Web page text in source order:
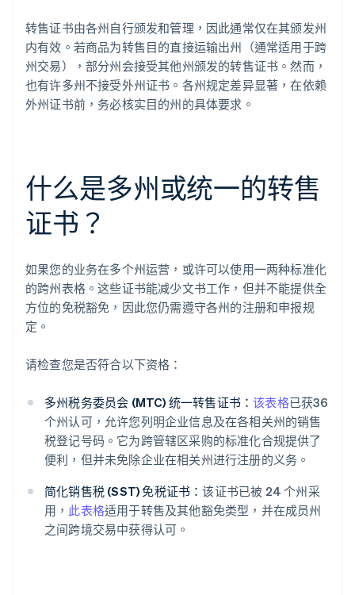
转售证书由各州自行颁发和管理，因此通常仅在其颁发州
内有效。若商品为转售目的直接运输出州（通常适用于跨
州交易），部分州会接受其他州颁发的转售证书。然而，
也有许多州不接受外州证书。各州规定差异显著，在依赖
外州证书前，务必核实目的州的具体要求。
什么是多州或统一的转售
证书？
如果您的业务在多个州运营，或许可以使用一两种标准化
的跨州表格。这些证书能减少文书工作，但并不能提供全
方位的免税豁免，因此您仍需遵守各州的注册和申报规
定。
请检查您是否符合以下资格：
多州税务委员会 (MTC) 统一转售证书：该表格已获36
个州认可，允许您列明企业信息及在各相关州的销售
税登记号码。它为跨管辖区采购的标准化合规提供了
便利，但并未免除企业在相关州进行注册的义务。
简化销售税 (SST) 免税证书：该证书已被 24 个州采
用， 此表格适用于转售及其他豁免类型，并在成员州
之间跨境交易中获得认可。